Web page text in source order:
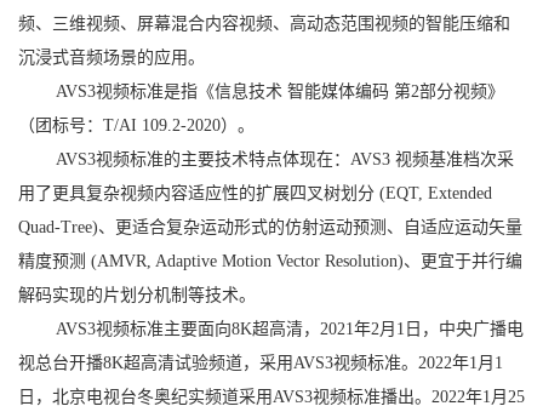
频、三维视频、屏幕混合内容视频、高动态范围视频的智能压缩和
沉浸式音频场景的应用。
AVS3视频标准是指《信息技术 智能媒体编码 第2部分视频》
（团标号：T/AI 109.2-2020）。
AVS3视频标准的主要技术特点体现在：AVS3 视频基准档次采
用了更具复杂视频内容适应性的扩展四叉树划分 (EQT, Extended
Quad-Tree)、更适合复杂运动形式的仿射运动预测、自适应运动矢量
精度预测 (AMVR, Adaptive Motion Vector Resolution)、更宜于并行编
解码实现的片划分机制等技术。
AVS3视频标准主要面向8K超高清，2021年2月1日，中央广播电
视总台开播8K超高清试验频道，采用AVS3视频标准。2022年1月1
日，北京电视台冬奥纪实频道采用AVS3视频标准播出。2022年1月25